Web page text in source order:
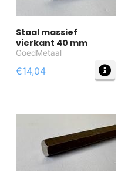
Staal massief
vierkant 40 mm
GoedMetaal
€14,04